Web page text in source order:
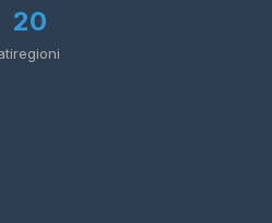
20
regioni